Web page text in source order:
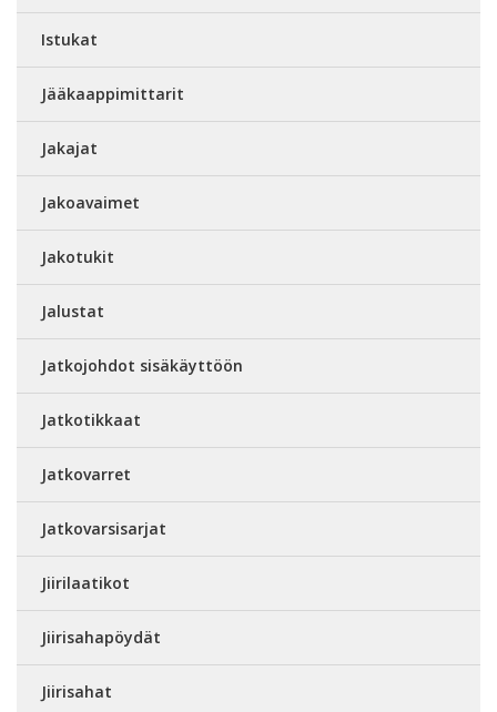
Istukat
Jääkaappimittarit
Jakajat
Jakoavaimet
Jakotukit
Jalustat
Jatkojohdot sisäkäyttöön
Jatkotikkaat
Jatkovarret
Jatkovarsisarjat
Jiirilaatikot
Jiirisahapöydät
Jiirisahat